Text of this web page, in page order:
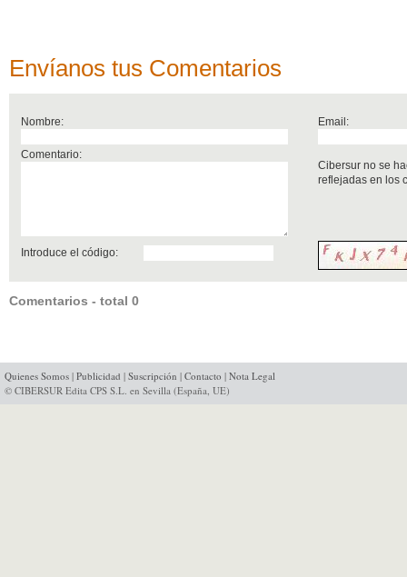
Envíanos tus Comentarios
Nombre: Email:
Comentario:
Cibersur no se
reflejadas en los
Introduce el código:
Comentarios - total 0
Quienes Somos | Publicidad | Suscripción | Contacto | Nota Legal
© CIBERSUR Edita CPS S.L. en Sevilla (España, UE)